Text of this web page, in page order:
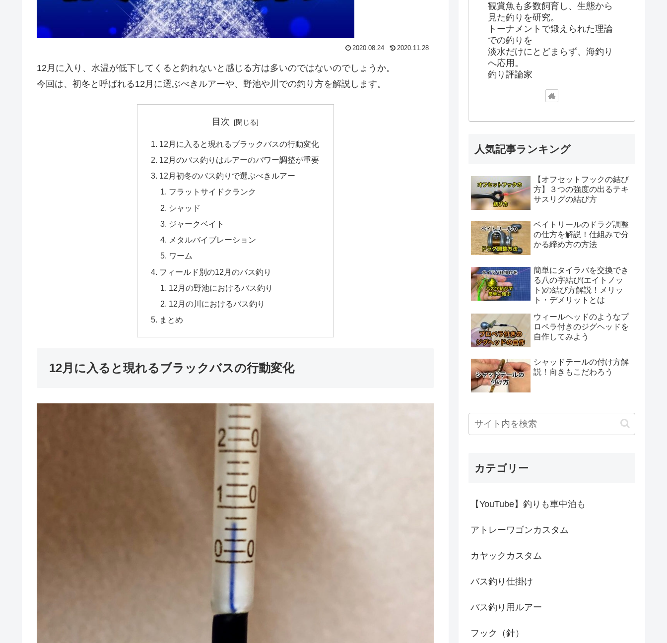
2020.08.24 2020.11.28
12月に入り、水温が低下してくると釣れないと感じる方は多いのではないのでしょうか。
今回は、初冬と呼ばれる12月に選ぶべきルアーや、野池や川での釣り方を解説します。
目次
12月に入ると現れるブラックバスの行動変化
12月のバス釣りはルアーのパワー調整が重要
12月初冬のバス釣りで選ぶべきルアー
フラットサイドクランク
シャッド
ジャークベイト
メタルバイブレーション
ワーム
フィールド別の12月のバス釣り
12月の野池におけるバス釣り
12月の川におけるバス釣り
まとめ
12月に入ると現れるブラックバスの行動変化
観賞魚も多数飼育し、生態から
見た釣りを研究。
トーナメントで鍛えられた理論
での釣りを
淡水だけにとどまらず、海釣り
へ応用。
釣り評論家
人気記事ランキング
【オフセットフックの結び
方】３つの強度の出るテキ
サスリグの結び方
ベイトリールのドラグ調整
の仕方を解説！仕組みで分
かる締め方の方法
簡単にタイラバを交換でき
る八の字結び(エイトノッ
ト)の結び方解説！メリッ
ト・デメリットとは
ウィールヘッドのようなプ
ロペラ付きのジグヘッドを
自作してみよう
シャッドテールの付け方解
説！向きもこだわろう
カテゴリー
【YouTube】釣りも車中泊も
アトレーワゴンカスタム
カヤックカスタム
バス釣り仕掛け
バス釣り用ルアー
フック（針）